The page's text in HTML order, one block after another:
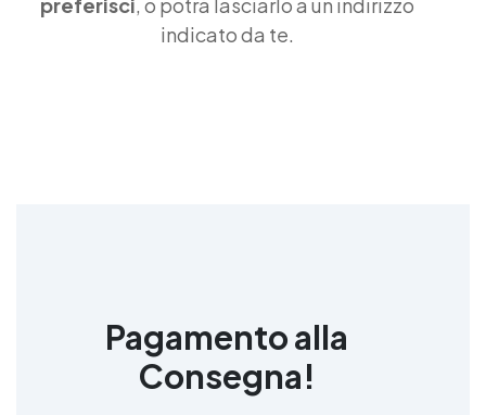
indicato da te.
Pagamento alla
Consegna!